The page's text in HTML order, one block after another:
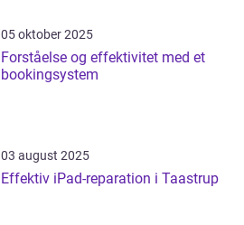
05 oktober 2025
Forståelse og effektivitet med et
bookingsystem
03 august 2025
Effektiv iPad-reparation i Taastrup